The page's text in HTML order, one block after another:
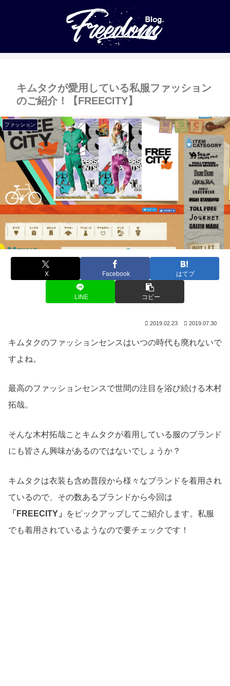
キムタクが愛用している私服ファッション
のご紹介！【FREECITY】
ファッション
X Facebook はてブ
LINE コピー
2019.02.23 2019.07.30
キムタクのファッションセンスはいつの時代も廃れないで
すよね。
最高のファッションセンスで世間の注目を浴び続ける木村
拓哉。
そんな木村拓哉ことキムタクが着用している服のブランド
にも皆さん興味があるのではないでしょうか？
キムタクは衣装も含め普段から様々なブランドを着用され
ているので、その数あるブランドから今回は
「FREECITY」
をピックアップしてご紹介します。私服
でも着用されているようなので要チェックです！